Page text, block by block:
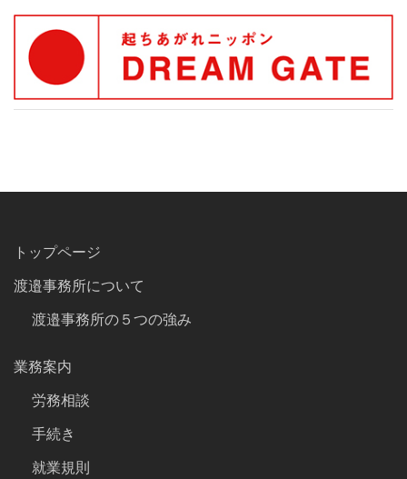
トップページ
渡邉事務所について
渡邉事務所の５つの強み
業務案内
労務相談
手続き
就業規則